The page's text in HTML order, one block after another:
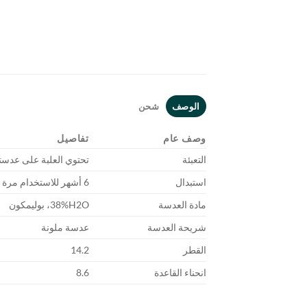
الوصف شحن
وصف عام
تفاصيل
التعبئة
تحتوي العلبة على
استبدال
6 أشهر للاستخدام مرة واحدة
مادة العدسة
38%H2O، بوليمكون
شريحة العدسة
عدسة ملونة
القطر
14.2
انحناء القاعدة
8.6